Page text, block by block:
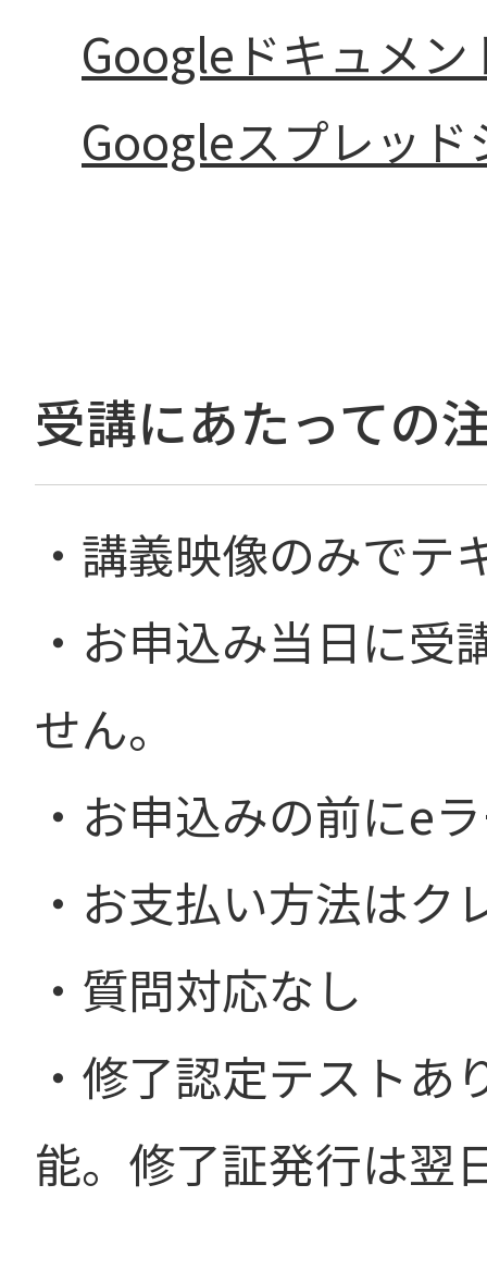
Googleドキュメン
Googleスプレッド
受講にあたっての
・講義映像のみで
・お申込み当日に
せん。
・お申込みの前にe
・お支払い方法は
・質問対応なし
・修了認定テスト
能。修了証発行は翌